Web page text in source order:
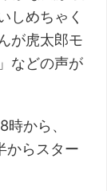
しめちゃく
が虎太郎モ
などの声が
から、
からスター